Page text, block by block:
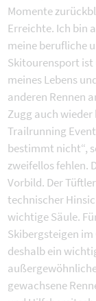
Momente
Erreichte. Ich bin
meine berufliche
Skitourensport
meines Lebens
anderen Rennen
Zugg auch wieder
Trailrunning
bestimmt nicht“,
zweifellos fehlen.
Vorbild. Der
technischer
wichtige Säule.
Skibergsteigen im
deshalb ein
gewachsene